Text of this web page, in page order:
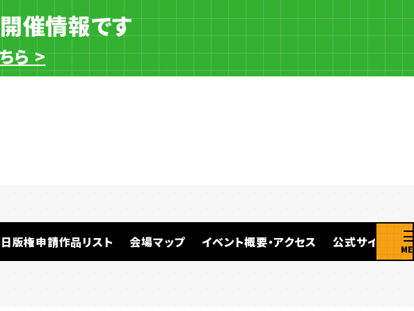
催情報です
ら >
版権申請作品リスト 会場マップ イベント概要・アクセス 公式サイト